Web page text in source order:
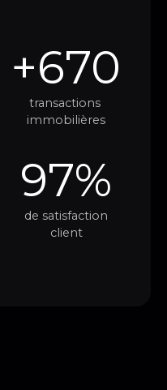
+670
transactions
immobilières
97%
de satisfaction
client